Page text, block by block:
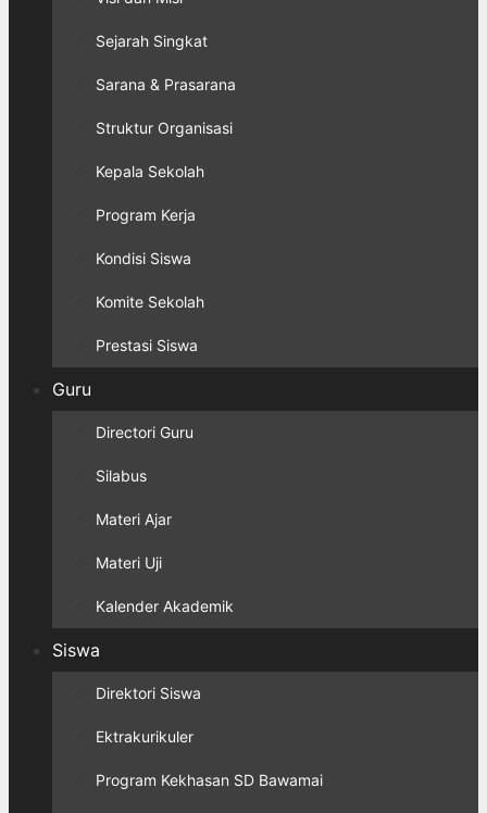
Sejarah Singkat
Sarana & Prasarana
Struktur Organisasi
Kepala Sekolah
Program Kerja
Kondisi Siswa
Komite Sekolah
Prestasi Siswa
Guru
Directori Guru
Silabus
Materi Ajar
Materi Uji
Kalender Akademik
Siswa
Direktori Siswa
Ektrakurikuler
Program Kekhasan SD Bawamai